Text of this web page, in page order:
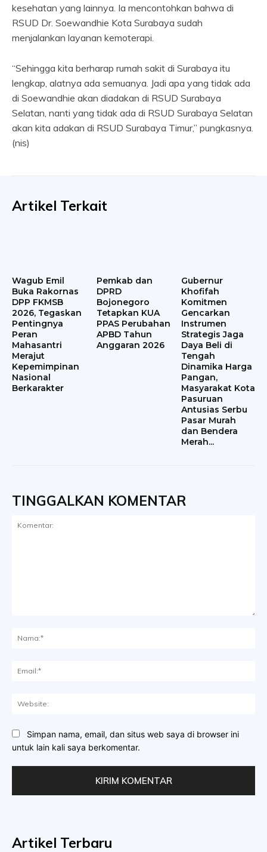
kesehatan yang lainnya. Ia mencontohkan bahwa di
RSUD Dr. Soewandhie Kota Surabaya sudah
menjalankan layanan kemoterapi.
“Sehingga kita berharap rumah sakit di Surabaya itu
lengkap, alatnya ada semuanya. Jadi apa yang tidak ada
di Soewandhie akan diadakan di RSUD Surabaya
Selatan, nanti yang tidak ada di RSUD Surabaya Selatan
akan kita adakan di RSUD Surabaya Timur,” pungkasnya.
(nis)
Artikel Terkait
Wagub Emil
Buka Rakornas
DPP FKMSB
2026, Tegaskan
Pentingnya
Peran
Mahasantri
Merajut
Kepemimpinan
Nasional
Berkarakter
Pemkab dan
DPRD
Bojonegoro
Tetapkan KUA
PPAS Perubahan
APBD Tahun
Anggaran 2026
Gubernur
Khofifah
Komitmen
Gencarkan
Instrumen
Strategis Jaga
Daya Beli di
Tengah
Dinamika Harga
Pangan,
Masyarakat Kota
Pasuruan
Antusias Serbu
Pasar Murah
dan Bendera
Merah...
TINGGALKAN KOMENTAR
Simpan nama, email, dan situs web saya di browser ini
untuk lain kali saya berkomentar.
Artikel Terbaru